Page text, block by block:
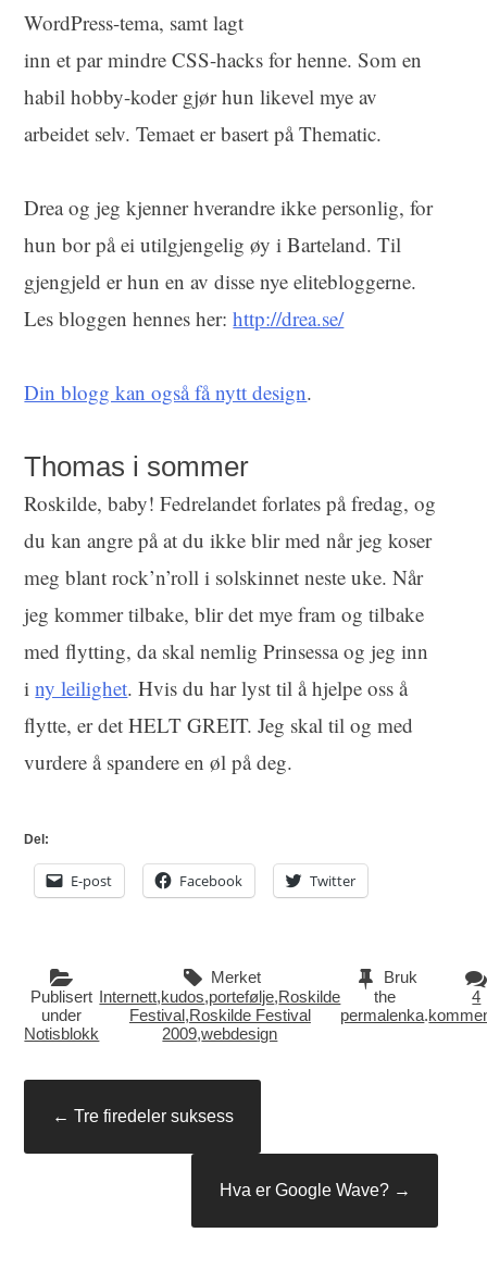
WordPress-tema, samt lagt
inn et par mindre CSS-hacks for henne. Som en
habil hobby-koder gjør hun likevel mye av
arbeidet selv. Temaet er basert på Thematic.
Drea og jeg kjenner hverandre ikke personlig, for
hun bor på ei utilgjengelig øy i Barteland. Til
gjengjeld er hun en av disse nye elitebloggerne.
Les bloggen hennes her:http://drea.se/
Din blogg kan også få nytt design.
Thomas i sommer
Roskilde, baby! Fedrelandet forlates på fredag, og
du kan angre på at du ikke blir med når jeg koser
meg blant rock’n’roll i solskinnet neste uke. Når
jeg kommer tilbake, blir det mye fram og tilbake
med flytting, da skal nemlig Prinsessa og jeg inn
iny leilighet. Hvis du har lyst til å hjelpe oss å
flytte, er det HELT GREIT. Jeg skal til og med
vurdere å spandere en øl på deg.
Del:
E-post Facebook Twitter
Publisert
under
Notisblokk
Merket
Internett,kudos,portefølje,Roskilde
Festival,Roskilde Festival
2009,webdesign
Bruk
the
permalenka.
4
Innleggsnavigasjon
← Tre firedeler suksess
Hva er Google Wave? →